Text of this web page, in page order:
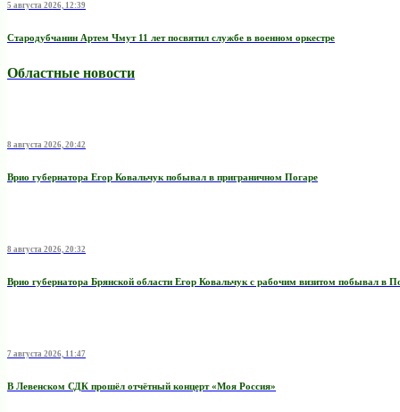
5 августа 2026, 12:39
Стародубчанин Артем Чмут 11 лет посвятил службе в военном оркестре
Областные новости
8 августа 2026, 20:42
Врио губернатора Егор Ковальчук побывал в приграничном Погаре
8 августа 2026, 20:32
Врио губернатора Брянской области Егор Ковальчук с рабочим визитом побывал в
7 августа 2026, 11:47
В Левенском СДК прошёл отчётный концерт «Моя Россия»